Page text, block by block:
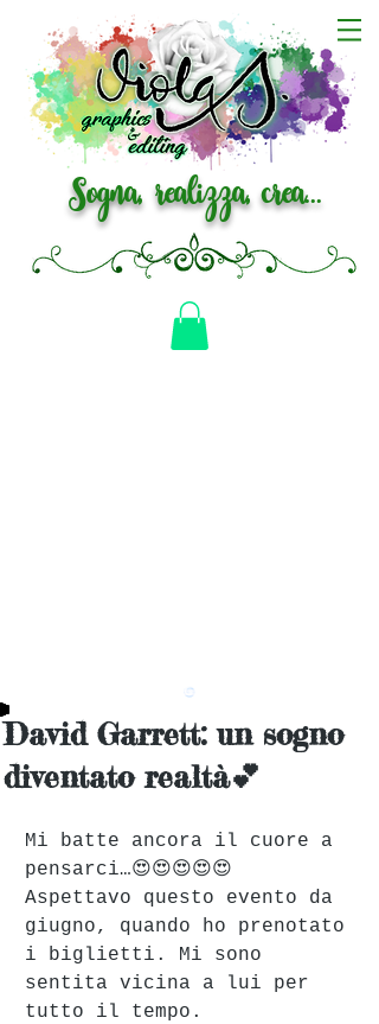
Sogna, realizza, crea...
David Garrett: un sogno
diventato realtà💕
Mi batte ancora il cuore a
pensarci…😍😍😍😍😍
Aspettavo questo evento da
giugno, quando ho prenotato
i biglietti. Mi sono
sentita vicina a lui per
tutto il tempo.